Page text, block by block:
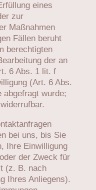
eines
zur
Maßnahmen
Fällen beruht
berechtigten
der an
6 Abs. 1 lit. f
(Art. 6 Abs.
abgefragt wurde;
bei uns, bis Sie
Ihre Einwilligung
der Zweck für
(z. B. nach
Ihres Anliegens).